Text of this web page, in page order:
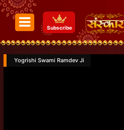
Subscribe
Yogrishi Swami Ramdev Ji